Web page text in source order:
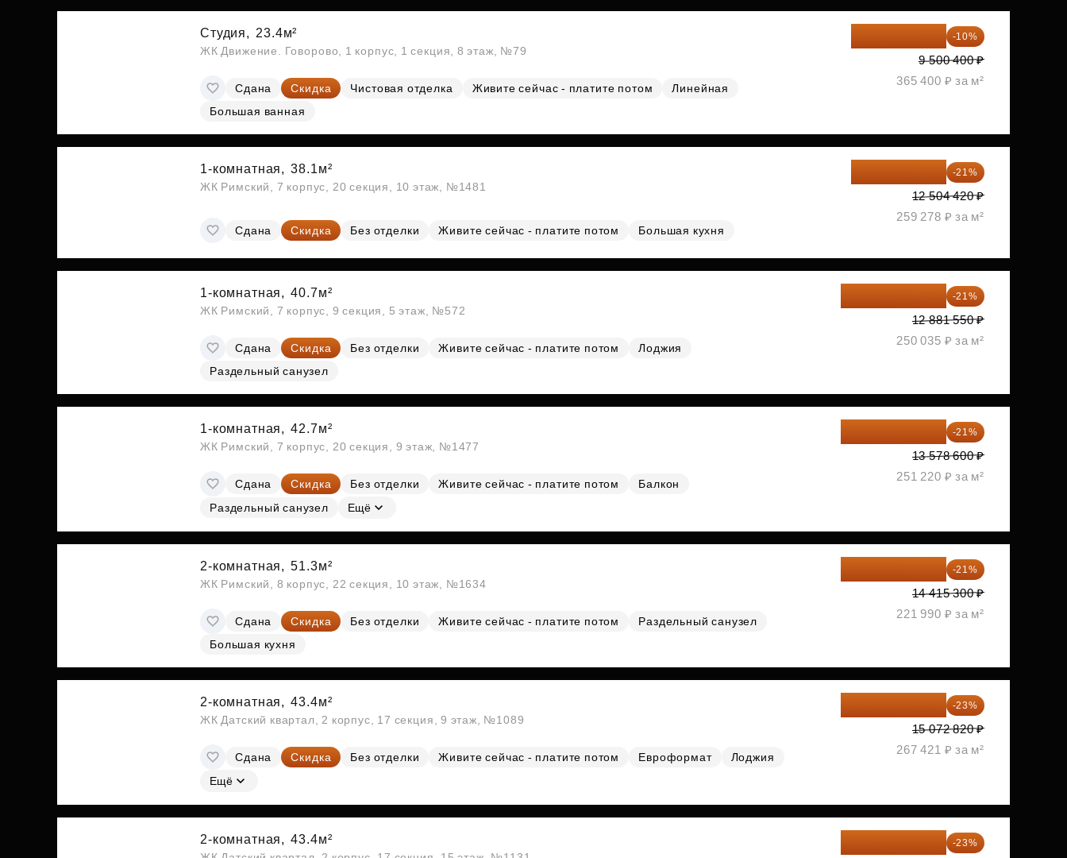
Студия, 23.4м²
ЖК Движение. Говорово, 1 корпус, 1 секция, 8 этаж, №79
Сдана Скидка Чистовая отделка Живите сейчас - платите потом
Линейная
Большая ванная
-10%
9 500 400 ₽
365 400 ₽ за м²
1-комнатная, 38.1м²
ЖК Римский, 7 корпус, 20 секция, 10 этаж, №1481
Сдана Скидка Без отделки Живите сейчас - платите потом Большая кухня
-21%
12 504 420 ₽
259 278 ₽ за м²
1-комнатная, 40.7м²
ЖК Римский, 7 корпус, 9 секция, 5 этаж, №572
Сдана Скидка Без отделки Живите сейчас - платите потом
Лоджия
Раздельный санузел
-21%
12 881 550 ₽
250 035 ₽ за м²
1-комнатная, 42.7м²
ЖК Римский, 7 корпус, 20 секция, 9 этаж, №1477
Сдана Скидка Без отделки Живите сейчас - платите потом
Балкон
Раздельный санузел
Ещё
-21%
13 578 600 ₽
251 220 ₽ за м²
2-комнатная, 51.3м²
ЖК Римский, 8 корпус, 22 секция, 10 этаж, №1634
Сдана Скидка Без отделки Живите сейчас - платите потом
Раздельный санузел
Большая кухня
-21%
14 415 300 ₽
221 990 ₽ за м²
2-комнатная, 43.4м²
ЖК Датский квартал, 2 корпус, 17 секция, 9 этаж, №1089
Сдана Скидка Без отделки Живите сейчас - платите потом Евроформат
Лоджия
Ещё
-23%
15 072 820 ₽
267 421 ₽ за м²
2-комнатная, 43.4м² -23%